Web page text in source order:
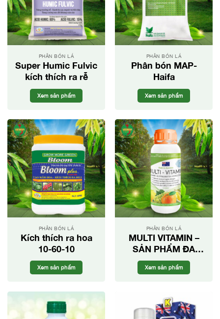
PHÂN BÓN LÁ
Super Humic Fulvic
kích thích ra rễ
Xem sản phẩm
PHÂN BÓN LÁ
Phân bón MAP-
Haifa
Xem sản phẩm
PHÂN BÓN LÁ
Kích thích ra hoa
10-60-10
Xem sản phẩm
PHÂN BÓN LÁ
MULTI VITAMIN –
SẢN PHẨM ĐA
CÔNG DỤNG
Xem sản phẩm